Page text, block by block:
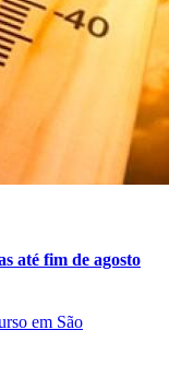
até fim de agosto